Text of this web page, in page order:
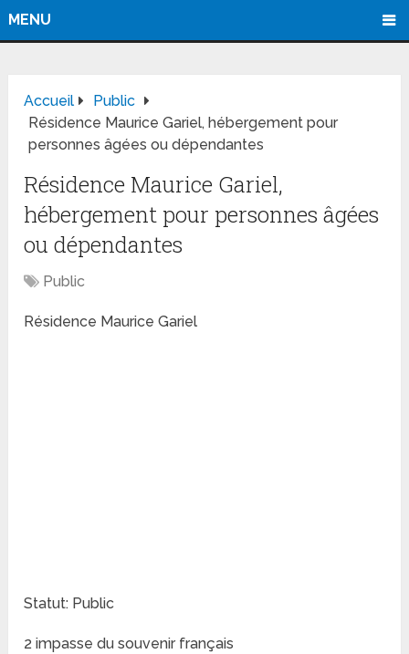
MENU
Accueil
Public
Résidence Maurice Gariel, hébergement pour
personnes âgées ou dépendantes
Résidence Maurice Gariel,
hébergement pour personnes âgées
ou dépendantes
Public
Résidence Maurice Gariel
Statut: Public
2 impasse du souvenir français